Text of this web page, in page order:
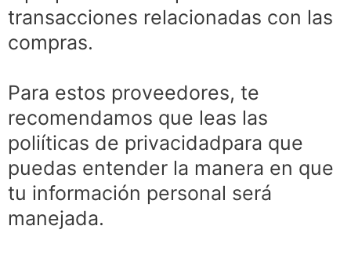
transacciones relacionadas con las
compras.
Para estos proveedores, te
recomendamos que leas las
poliíticas de privacidadpara que
puedas entender la manera en que
tu información personal será
manejada.